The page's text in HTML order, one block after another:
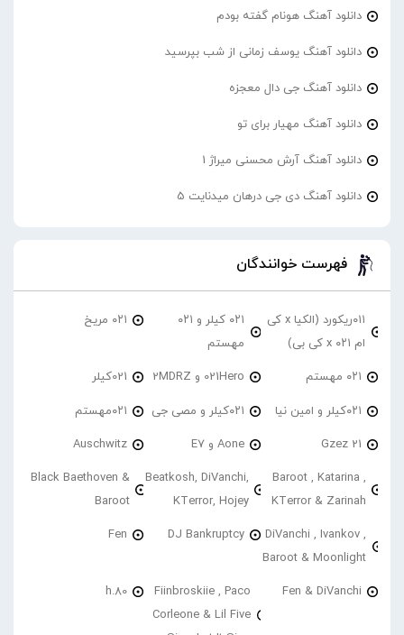
دانلود آهنگ هونام گفته بودم
دانلود آهنگ یوسف زمانی از شب بپرسید
دانلود آهنگ جی دال معجزه
دانلود آهنگ مهیار برای تو
دانلود آهنگ آرش محسنی میراژ 1
دانلود آهنگ دی جی درهان میدنایت 5
فهرست خوانندگان
۰۱۱ریکورد (الکیا x کی
ام ۰۲۱ x کی بی)
۰۲۱ کیلر و ۰۲۱
مهستم
۰۲۱ مریخ
۰۲۱ مهستم 021Hero و 2MDRZ 021کیلر
۰۲۱کیلر و امین نیا ۰۲۱کیلر و مصی جی ۰۲۱مهستم
21 Gzez Aone و E7 Auschwitz
Baroot , Katarina ,
KTerror & Zarinah
Beatkosh, DiVanchi,
KTerror, Hojey
Black Baethoven &
Baroot
DiVanchi , Ivankov ,
Baroot & Moonlight
DJ Bankruptcy
Fen
Fen & DiVanchi
Fiinbroskiie , Paco
Corleone & Lil Five
h.80